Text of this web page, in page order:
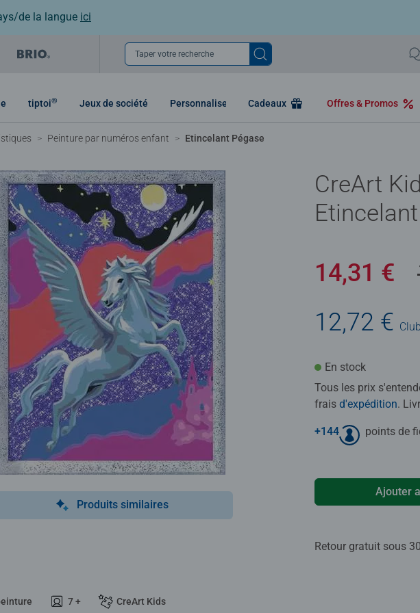
de la langue ici
Taper votre recherche
tiptoi® Jeux de société Personnaliser Cadeaux Offres & Promos
Peinture par numéros enfant Etincelant Pégase
Produits similaires
7 +
CreArt Kids
CreArt
14,31 €
12,72 €
En stock
Tous les prix
frais d'expédition.
+144 points de
Ajouter
Retour gratuit sous